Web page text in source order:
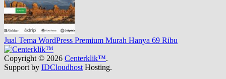
Jual Tema WordPress Premium Murah Hanya 69 Ribu
Copyright © 2026 Centerklik™.
Support by IDCloudhost Hosting.